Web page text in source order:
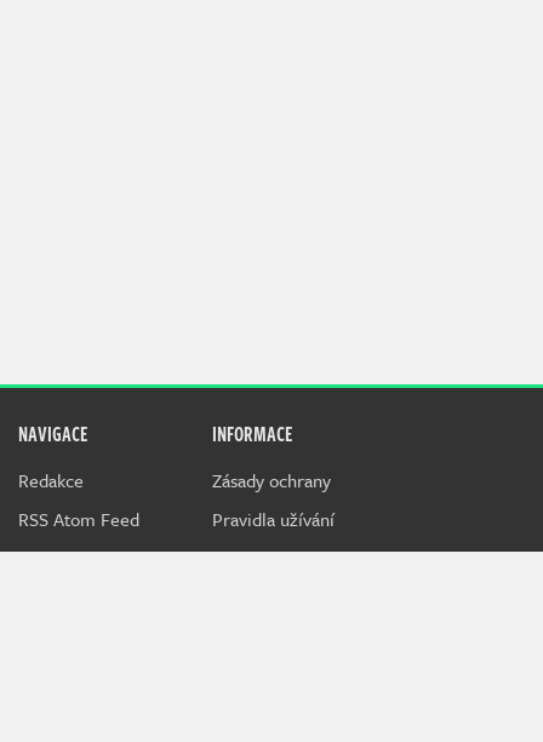
NAVIGACE
Redakce
RSS Atom Feed
INFORMACE
Zásady ochrany
Pravidla užívání